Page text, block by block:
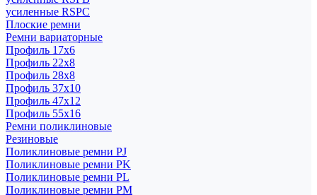
усиленные RSPC
Плоские ремни
Ремни вариаторные
Профиль 17x6
Профиль 22x8
Профиль 28x8
Профиль 37x10
Профиль 47x12
Профиль 55x16
Ремни поликлиновые
Резиновые
Поликлиновые ремни PJ
Поликлиновые ремни PK
Поликлиновые ремни PL
Поликлиновые ремни PM